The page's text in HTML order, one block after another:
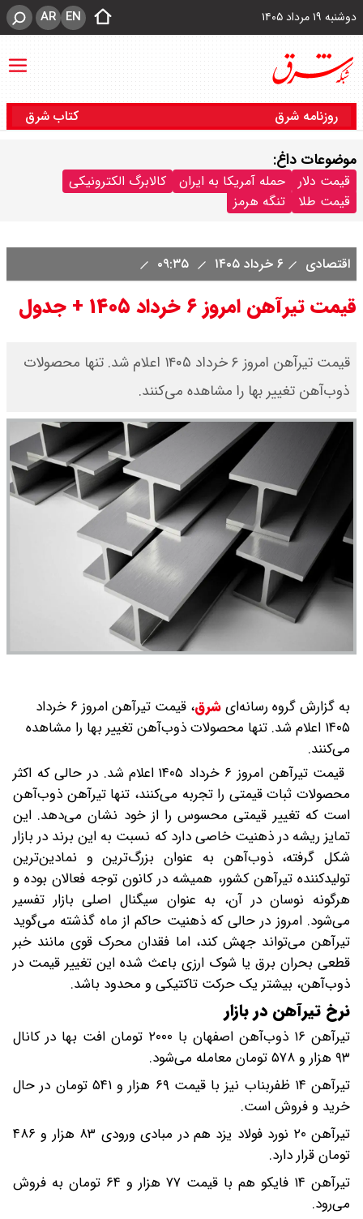
دوشنبه ۱۹ مرداد ۱۴۰۵ EN
AR
روزنامه شرق کتاب شرق
موضوعات داغ:
قیمت دلار حمله آمریکا به ایران
کالابرگ الکترونیکی
قیمت طلا
تنگه هرمز
اقتصادی ۶ خرداد ۱۴۰۵
قیمت تیرآهن امروز ۶ خرداد ۱۴۰۵ + جدول
​قیمت تیرآهن امروز ۶ خرداد ۱۴۰۵ اعلام شد. تنها محصولات
ذوب‌آهن تغییر بها را مشاهده می‌کنند.
به گزارش گروه رسانه‌ایشرق،
قیمت تیرآهن امروز ۶ خرداد
۱۴۰۵ اعلام شد. تنها محصولات ذوب‌آهن تغییر بها را مشاهده
می‌کنند.
قیمت تیرآهن امروز ۶ خرداد ۱۴۰۵ اعلام شد. در حالی که اکثر
محصولات ثبات قیمتی را تجربه می‌کنند، تنها تیرآهن ذوب‌آهن
است که تغییر قیمتی محسوس را از خود نشان می‌دهد. این
تمایز ریشه در ذهنیت خاصی دارد که نسبت به این برند در بازار
شکل گرفته، ذوب‌آهن به عنوان بزرگ‌ترین و نمادین‌ترین
تولیدکننده تیرآهن کشور، همیشه در کانون توجه فعالان بوده و
هرگونه نوسان در آن، به عنوان سیگنال اصلی بازار تفسیر
می‌شود. امروز در حالی که ذهنیت حاکم از ماه گذشته می‌گوید
تیرآهن می‌تواند جهش کند، اما فقدان محرک قوی مانند خبر
قطعی بحران برق یا شوک ارزی باعث شده این تغییر قیمت در
ذوب‌آهن، بیشتر یک حرکت تاکتیکی و محدود باشد.
نرخ تیرآهن در بازار
تیرآهن ۱۶ ذوب‌آهن اصفهان با ۲۰۰۰ تومان افت بها در کانال
۹۳ هزار و ۵۷۸ تومان معامله می‌‌شود.
تیرآهن ۱۴ ظفربناب نیز با قیمت ۶۹ هزار و ۵۴۱ تومان در حال
خرید و فروش است.
تیرآهن ۲۰ نورد فولاد یزد هم در مبادی ورودی ۸۳ هزار و ۴۸۶
تومان قرار دارد.
تیرآهن ۱۴ فایکو هم با قیمت ۷۷ هزار و ۶۴ تومان به فروش
می‌رود.